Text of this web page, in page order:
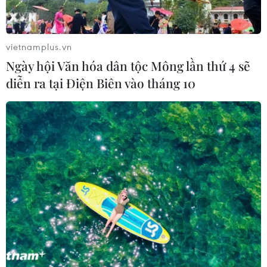
Bệnh viện hạng đặc biệt cơ sở Ninh
Bình khẳng định "cánh tay nối dài"
hiệu quả
03/08/2026 07:15
Bộ Y tế: Đề xuất quỹ Bảo hiểm y tế
thanh toán chi phí khám chữa bệnh y
học gia đình
03/08/2026 07:04
Siết giám định, kiểm soát chặt chi
phí khám chữa bệnh bảo hiểm y tế
02/08/2026 10:10
vietnamplus.vn
Ngày hội Văn hóa dân tộc Mông lần thứ 4 sẽ
diễn ra tại Điện Biên vào tháng 10